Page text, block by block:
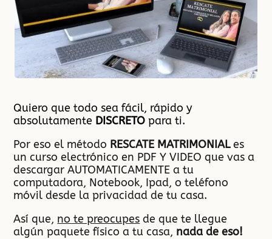
Quiero que todo sea fácil, rápido y
absolutamente DISCRETO para ti.
Por eso el método RESCATE MATRIMONIALes
un curso electrónico en PDF Y VIDEO que vas a
descargar AUTOMATICAMENTE a tu
computadora, Notebook, Ipad, o teléfono
móvil desde la privacidad de tu casa.
Así que, no te preocupes de que te llegue
algún paquete físico a tu casa, nada de eso!